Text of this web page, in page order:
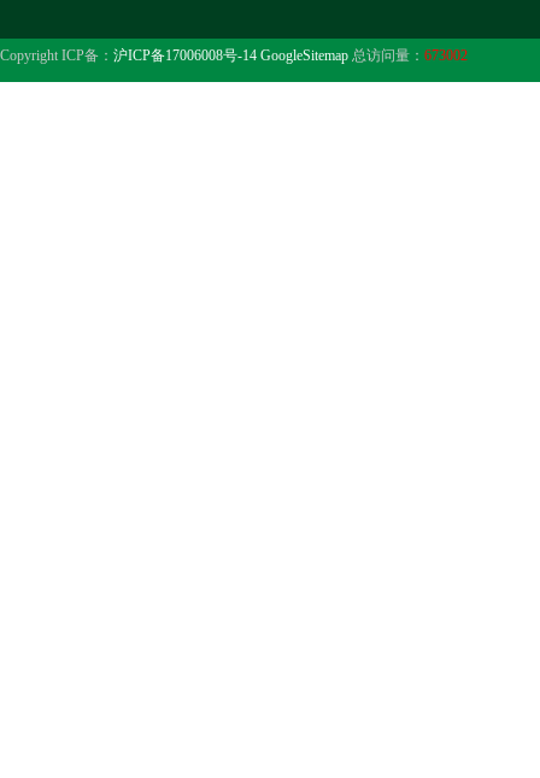
Copyright ICP备： 沪ICP备17006008号-14 GoogleSitemap 总访问量： 673002